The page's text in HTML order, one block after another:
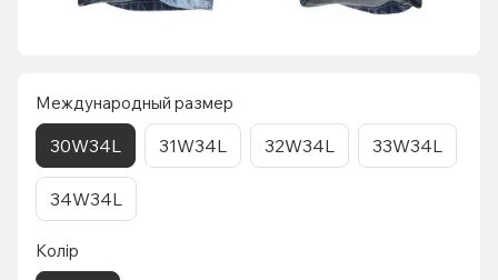
Международный размер
30W34L 31W34L 32W34L 33W34L
34W34L
Колір